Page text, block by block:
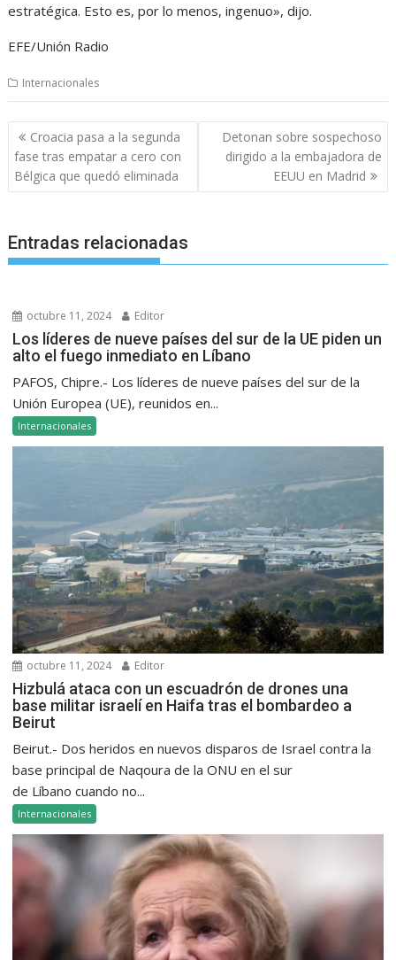
estratégica. Esto es, por lo menos, ingenuo», dijo.
EFE/Unión Radio
Internacionales
Navegación
de
entradas
Croacia pasa a la segunda
fase tras empatar a cero con
Bélgica que quedó eliminada
Detonan sobre sospechoso
dirigido a la embajadora de
EEUU en Madrid
Entradas relacionadas
octubre 11, 2024 Editor
Los líderes de nueve países del sur de la UE piden un
alto el fuego inmediato en Líbano
PAFOS, Chipre.- Los líderes de nueve países del sur de la
Unión Europea (UE), reunidos en...
Internacionales
octubre 11, 2024 Editor
Hizbulá ataca con un escuadrón de drones una
base militar israelí en Haifa tras el bombardeo a
Beirut
Beirut.- Dos heridos en nuevos disparos de Israel contra la
base principal de Naqoura de la ONU en el sur
de Líbano cuando no...
Internacionales